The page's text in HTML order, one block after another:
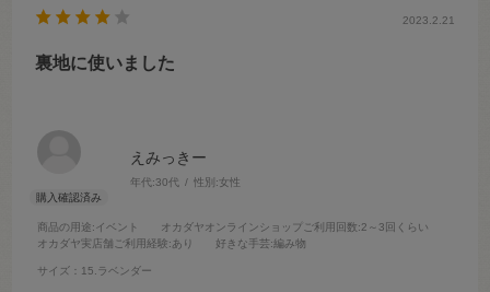
えみっきー
年代:30代 性別:女性
商品の用途:イベント オカダヤオンラインショップご利用回数:2～3回くらい
オカダヤ実店舗ご利用経験:あり 好きな手芸:編み物
サイズ：15.ラベンダー
2023.2.21
裏地に使いました